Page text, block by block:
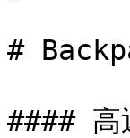
#
#### 高